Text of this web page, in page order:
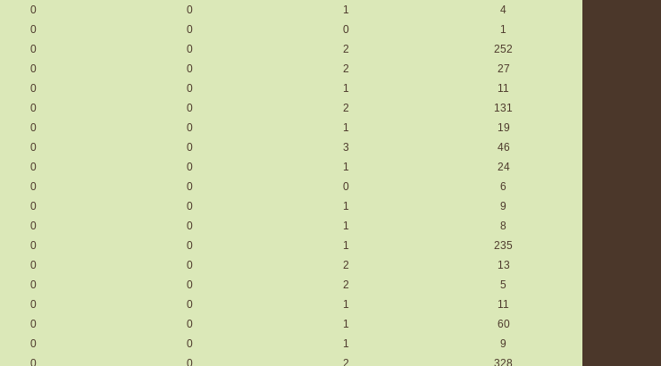
0 0 1
4
0 0 0
1
0 0 2
252
0 0 2
27
0 0 1
11
0 0 2
131
0 0 1
19
0 0 3
46
0 0 1
24
0 0 0
6
0 0 1
9
0 0 1
8
0 0 1
235
0 0 2
13
0 0 2
5
0 0 1
11
0 0 1
60
0 0 1
9